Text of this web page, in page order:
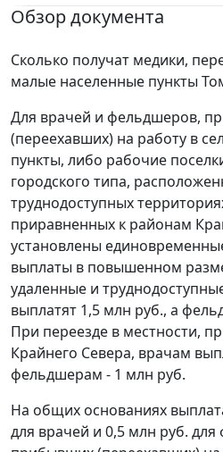
Обзор документа
Сколько получат медики,
малые населенные пункты
Для врачей и фельдшеров,
(переехавших) на работу в
пункты, либо рабочие
городского типа,
труднодоступных
приравненных к районам
установлены
выплаты в повышенном
удаленные и
выплатят 1,5 млн руб., а
При переезде в местности,
Крайнего Севера, врачам
фельдшерам - 1 млн руб.
На общих основаниях
для врачей и 0,5 млн руб.